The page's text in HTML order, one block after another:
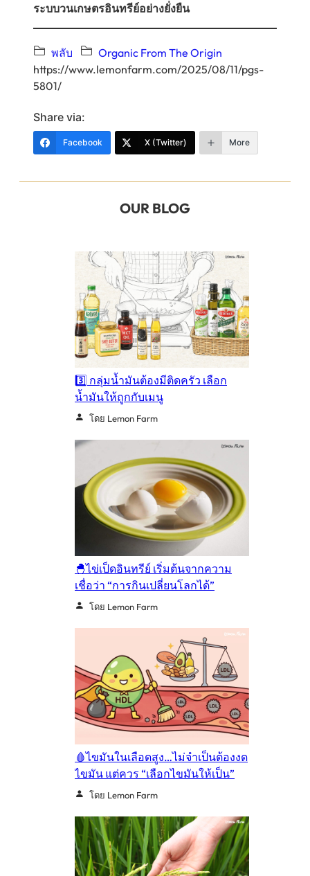
ระบบวนเกษตรอินทรีย์อย่างยั่งยืน
พลับ
Organic From The Origin
https://www.lemonfarm.com/2025/08/11/pgs-
5801/
Share via:
Facebook X (Twitter) More
OUR BLOG
3️⃣ กลุ่มน้ำมันต้องมีติดครัว เลือก
น้ำมันให้ถูกกับเมนู
โดย Lemon Farm
🐣ไข่เป็ดอินทรีย์ เริ่มต้นจากความ
เชื่อว่า “การกินเปลี่ยนโลกได้”
โดย Lemon Farm
🩸ไขมันในเลือดสูง…ไม่จำเป็นต้องงด
ไขมัน แต่ควร “เลือกไขมันให้เป็น”
โดย Lemon Farm